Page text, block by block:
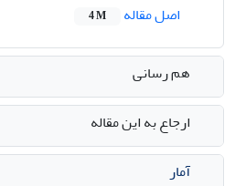
اصل مقاله
4 M
هم رسانی
ارجاع به این مقاله
آمار